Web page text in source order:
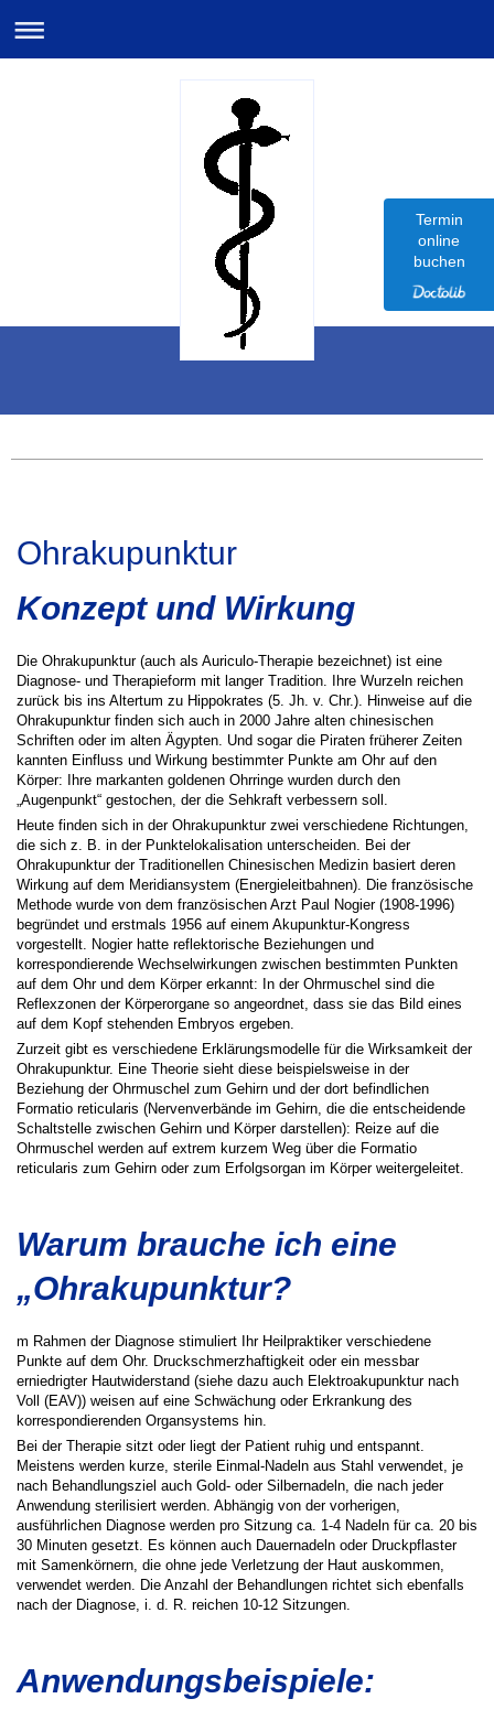
Ohrakupunktur
Konzept und Wirkung
Die Ohrakupunktur (auch als Auriculo-Therapie bezeichnet) ist eine
Diagnose- und Therapieform mit langer Tradition. Ihre Wurzeln reichen
zurück bis ins Altertum zu Hippokrates (5. Jh. v. Chr.). Hinweise auf die
Ohrakupunktur finden sich auch in 2000 Jahre alten chinesischen
Schriften oder im alten Ägypten. Und sogar die Piraten früherer Zeiten
kannten Einfluss und Wirkung bestimmter Punkte am Ohr auf den
Körper: Ihre markanten goldenen Ohrringe wurden durch den
„Augenpunkt“ gestochen, der die Sehkraft verbessern soll.
Heute finden sich in der Ohrakupunktur zwei verschiedene Richtungen,
die sich z. B. in der Punktelokalisation unterscheiden. Bei der
Ohrakupunktur der Traditionellen Chinesischen Medizin basiert deren
Wirkung auf dem Meridiansystem (Energieleitbahnen). Die französische
Methode wurde von dem französischen Arzt Paul Nogier (1908-1996)
begründet und erstmals 1956 auf einem Akupunktur-Kongress
vorgestellt. Nogier hatte reflektorische Beziehungen und
korrespondierende Wechselwirkungen zwischen bestimmten Punkten
auf dem Ohr und dem Körper erkannt: In der Ohrmuschel sind die
Reflexzonen der Körperorgane so angeordnet, dass sie das Bild eines
auf dem Kopf stehenden Embryos ergeben.
Zurzeit gibt es verschiedene Erklärungsmodelle für die Wirksamkeit der
Ohrakupunktur. Eine Theorie sieht diese beispielsweise in der
Beziehung der Ohrmuschel zum Gehirn und der dort befindlichen
Formatio reticularis (Nervenverbände im Gehirn, die die entscheidende
Schaltstelle zwischen Gehirn und Körper darstellen): Reize auf die
Ohrmuschel werden auf extrem kurzem Weg über die Formatio
reticularis zum Gehirn oder zum Erfolgsorgan im Körper weitergeleitet.
Warum brauche ich eine
„Ohrakupunktur?
m Rahmen der Diagnose stimuliert Ihr Heilpraktiker verschiedene
Punkte auf dem Ohr. Druckschmerzhaftigkeit oder ein messbar
erniedrigter Hautwiderstand (siehe dazu auch Elektroakupunktur nach
Voll (EAV)) weisen auf eine Schwächung oder Erkrankung des
korrespondierenden Organsystems hin.
Bei der Therapie sitzt oder liegt der Patient ruhig und entspannt.
Meistens werden kurze, sterile Einmal-Nadeln aus Stahl verwendet, je
nach Behandlungsziel auch Gold- oder Silbernadeln, die nach jeder
Anwendung sterilisiert werden. Abhängig von der vorherigen,
ausführlichen Diagnose werden pro Sitzung ca. 1-4 Nadeln für ca. 20 bis
30 Minuten gesetzt. Es können auch Dauernadeln oder Druckpflaster
mit Samenkörnern, die ohne jede Verletzung der Haut auskommen,
verwendet werden. Die Anzahl der Behandlungen richtet sich ebenfalls
nach der Diagnose, i. d. R. reichen 10-12 Sitzungen.
Anwendungsbeispiele:
Termin
online
buchen